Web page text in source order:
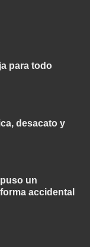
para todo
desacato y
un
accidental